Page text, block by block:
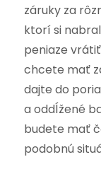
záruky za
ktorí si
peniaze
chcete mať
dajte do
a oddĺžené
budete mať
podobnú